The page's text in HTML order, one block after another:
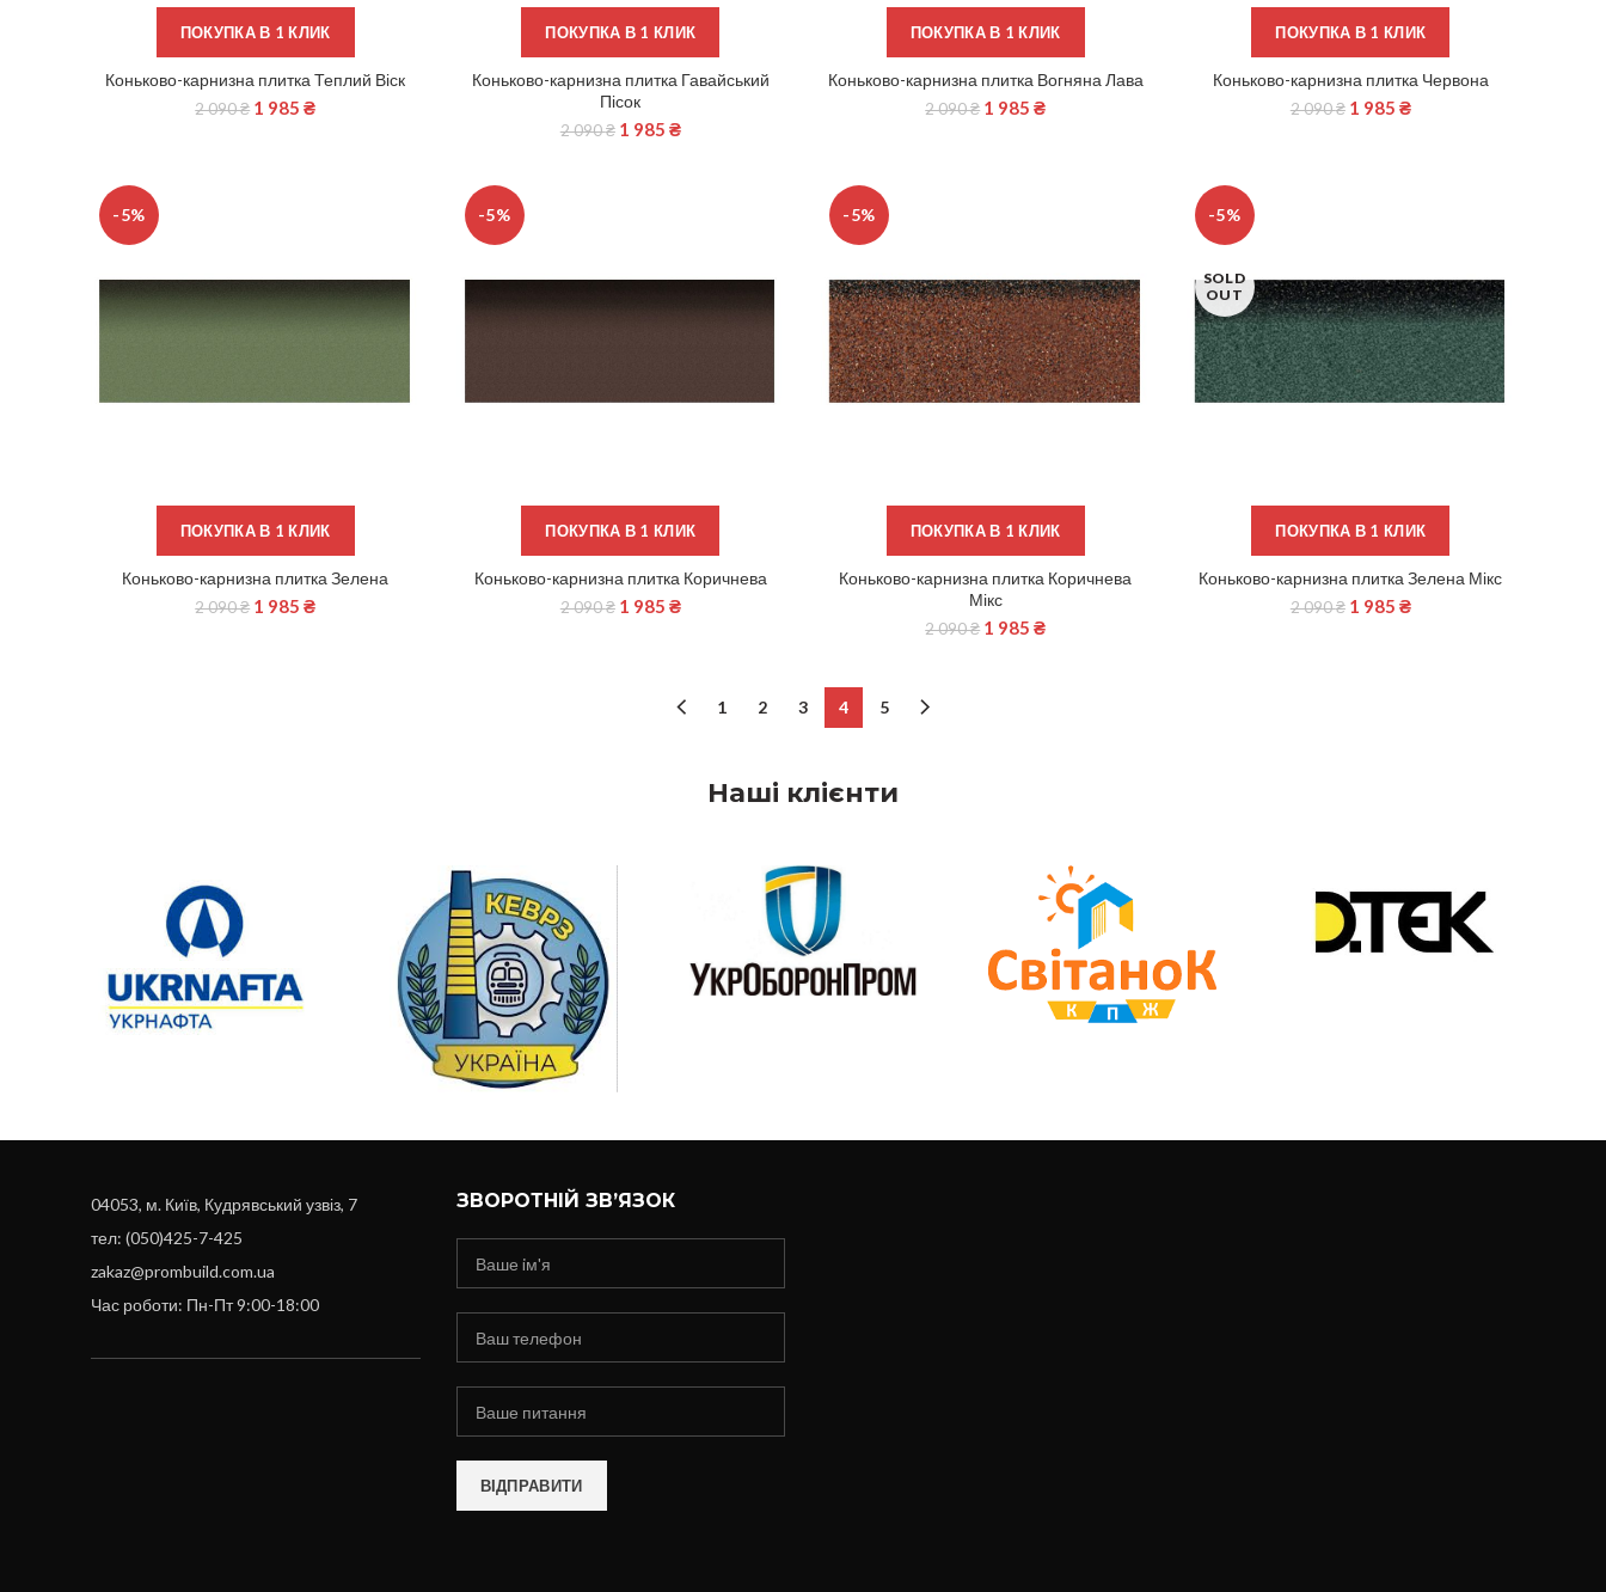
ПОКУПКА В 1 КЛИК
ЧИТАТИ ДАЛІ
Коньково-карнизна плитка Теплий Віск
2 090₴ 1 985₴
ПОКУПКА В 1 КЛИК
ДОДАТИ В КОШИК
Коньково-карнизна плитка Гавайський
Пісок
2 090₴ 1 985 ₴
ПОКУПКА В 1 КЛИК
ДОДАТИ В КОШИК
Коньково-карнизна плитка Вогняна Лава
2 090₴ 1 985₴
ПОКУПКА В 1 КЛИК
ДОДАТИ В КОШИК
Коньково-карнизна плитка Червона
2 090₴ 1 985 ₴
-5%
ПОКУПКА В 1 КЛИК
ДОДАТИ В КОШИК
Коньково-карнизна плитка Зелена
2 090₴ 1 985₴
-5%
ПОКУПКА В 1 КЛИК
ДОДАТИ В КОШИК
Коньково-карнизна плитка Коричнева
2 090₴ 1 985 ₴
-5%
ПОКУПКА В 1 КЛИК
ДОДАТИ В КОШИК
Коньково-карнизна плитка Коричнева
Мікс
2 090₴ 1 985₴
-5%
SOLD
OUT
ПОКУПКА В 1 КЛИК
ЧИТАТИ ДАЛІ
Коньково-карнизна плитка Зелена Мікс
2 090₴ 1 985 ₴
1 2 3 4 5
Наші клієнти
04053, м. Київ, Кудрявський узвіз, 7
тел: (050)425-7-425
zakaz@prombuild.com.ua
Час роботи: Пн-Пт 9:00-18:00
ЗВОРОТНІЙ ЗВ’ЯЗОК